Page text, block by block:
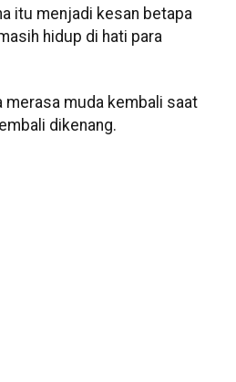
itu menjadi kesan betapa
hidup di hati para
merasa muda kembali saat
dikenang.